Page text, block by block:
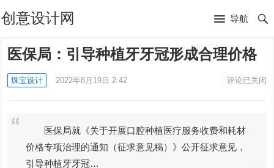
创意设计网 导航
医保局：引导种植牙牙冠形成合理价格
珠宝设计 2022年8月19日 2:42 评论已关闭
医保局就《关于开展口腔种植医疗服务收费和耗材
价格专项治理的通知（征求意见稿）》公开征求意见，
引导种植牙牙冠…